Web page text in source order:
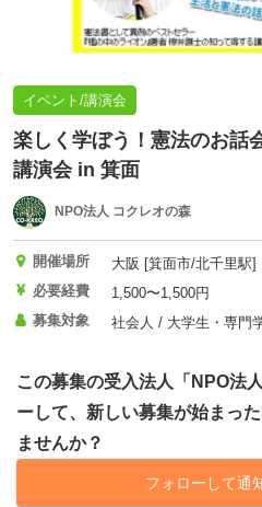
イベント/講演会
楽しく学ぼう！憲法のお話
講演会 in 箕面
NPO法人 コクレオの森
開催場所
大阪 [箕面市/北千里駅]
必要経費
1,500〜1,500円
募集対象
社会人 / 大学生・専門
この募集の受入法人「NPO法
ーして、新しい募集が始まっ
ませんか？
フォローして通